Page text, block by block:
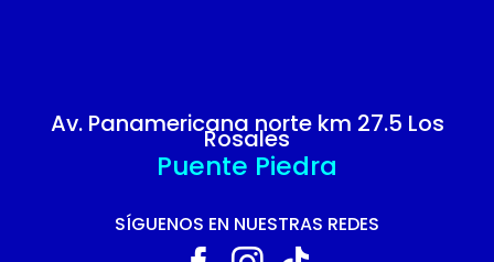
Av. Panamericana norte km 27.5 Los
Rosales
Puente Piedra
SÍGUENOS EN NUESTRAS REDES